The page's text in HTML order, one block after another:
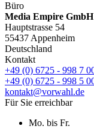
Büro
Media Empire GmbH
Hauptstrasse 54
55437 Appenheim
Deutschland
Kontakt
+49 (0) 6725 - 998 7
+49 (0) 6725 - 998 5
kontakt@vorwahl.de
Für Sie erreichbar
Mo. bis Fr.